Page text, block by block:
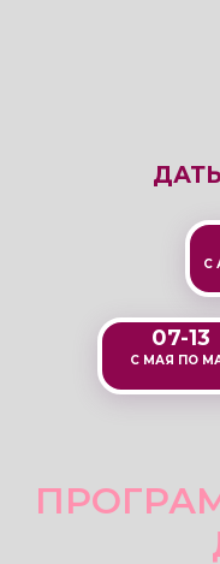
С МАЯ ПО